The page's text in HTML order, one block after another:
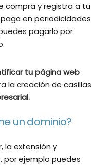
compra y registra a tu
en periodicidades
pagarlo por
tu página web
la creación de casillas
un dominio?
la extensión y
por ejemplo puedes